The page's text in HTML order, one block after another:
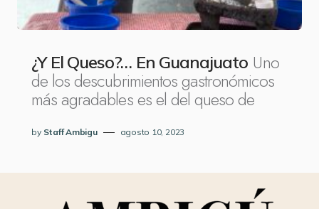
¿Y El Queso?… En Guanajuato Uno
de los descubrimientos gastronómicos
más agradables es el del queso de
by Staff Ambigu agosto 10, 2023